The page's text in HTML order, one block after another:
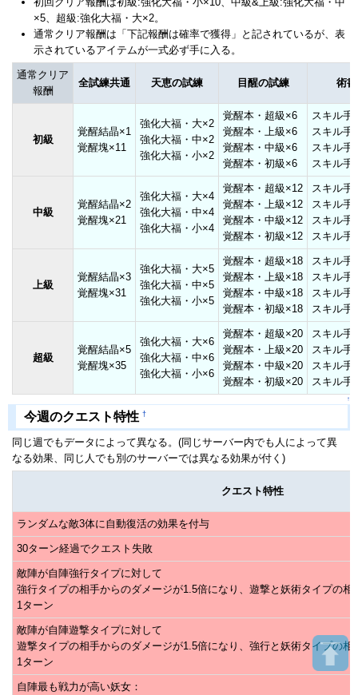
×5、超級:強化大福・大×2。
通常クリア報酬は「下記報酬は確率で獲得」と記されているが、表
示されているアイテムが一式必ず手に入る。
通常クリア
報酬
全試練共通 天恵の試練 目醒の試練 術
初級
覚醒結晶×1
覚醒塊×11
強化大福・大×2
強化大福・中×2
強化大福・小×2
覚醒本・超級×6
覚醒本・上級×6
覚醒本・中級×6
覚醒本・初級×6
スキル手
スキル手
スキル手
スキル手
中級
覚醒結晶×2
覚醒塊×21
強化大福・大×4
強化大福・中×4
強化大福・小×4
覚醒本・超級×12
覚醒本・上級×12
覚醒本・中級×12
覚醒本・初級×12
スキル手
スキル手
スキル手
スキル手
上級
覚醒結晶×3
覚醒塊×31
強化大福・大×5
強化大福・中×5
強化大福・小×5
覚醒本・超級×18
覚醒本・上級×18
覚醒本・中級×18
覚醒本・初級×18
スキル手
スキル手
スキル手
スキル手
超級
覚醒結晶×5
覚醒塊×35
強化大福・大×6
強化大福・中×6
強化大福・小×6
覚醒本・超級×20
覚醒本・上級×20
覚醒本・中級×20
覚醒本・初級×20
スキル手
スキル手
スキル手
スキル手
↑
今週のクエスト特性 †
同じ週でもデータによって異なる。(同じサーバー内でも人によって異
なる効果、同じ人でも別のサーバーでは異なる効果が付く)
クエスト特性
ランダムな敵3体に自動復活の効果を付与
30ターン経過でクエスト失敗
敵陣が自陣強行タイプに対して
強行タイプの相手からのダメージが1.5倍になり、遊撃と妖術タイプの
1ターン
敵陣が自陣遊撃タイプに対して
遊撃タイプの相手からのダメージが1.5倍になり、強行と妖術タイプの
1ターン
自陣最も戦力が高い妖女：